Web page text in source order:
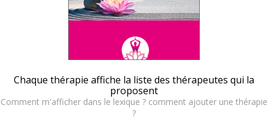
Chaque thérapie affiche la liste des thérapeutes qui la
proposent
Comment m'afficher dans le lexique ? comment ajouter une thérapie
?